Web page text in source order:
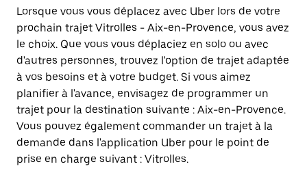
Lorsque vous vous déplacez avec Uber lors de votre
prochain trajet Vitrolles - Aix-en-Provence, vous avez
le choix. Que vous vous déplaciez en solo ou avec
d'autres personnes, trouvez l'option de trajet adaptée
à vos besoins et à votre budget. Si vous aimez
planifier à l'avance, envisagez de programmer un
trajet pour la destination suivante : Aix-en-Provence.
Vous pouvez également commander un trajet à la
demande dans l'application Uber pour le point de
prise en charge suivant : Vitrolles.